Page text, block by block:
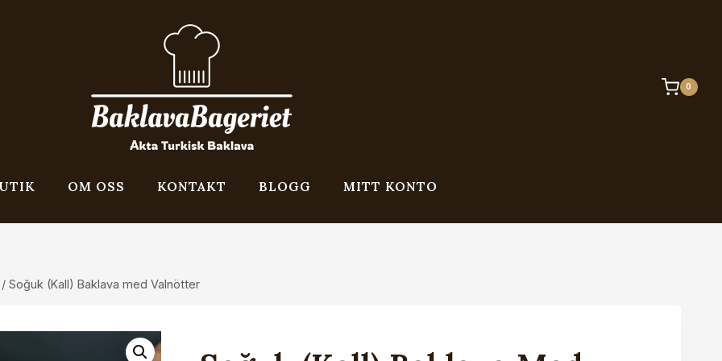
0
OM OSS KONTAKT BLOGG MITT KONTO
/ Soğuk (Kall) Baklava med Valnötter